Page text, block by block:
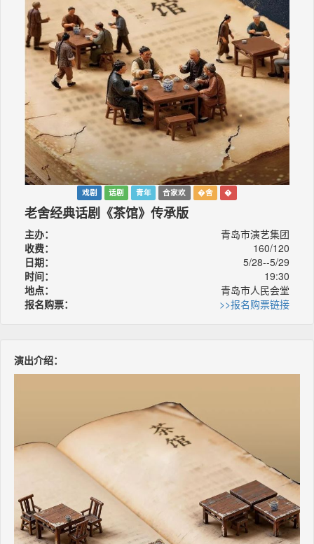
戏剧 话剧 青年 合家欢 �舍 �
老舍经典话剧《茶馆》传承版
主办：
青岛市演艺集团
收费：
160/120
日期：
5/28--5/29
时间：
19:30
地点：
青岛市人民会堂
报名购票：
>>报名购票链接
演出介绍：